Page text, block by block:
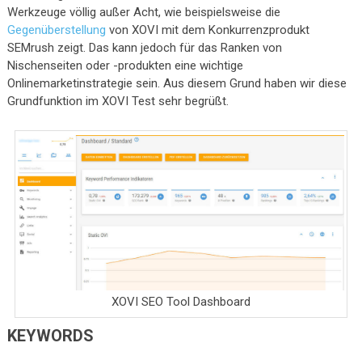
Werkzeuge völlig außer Acht, wie beispielsweise die
Gegenüberstellung von XOVI mit dem Konkurrenzprodukt
SEMrush zeigt. Das kann jedoch für das Ranken von
Nischenseiten oder -produkten eine wichtige
Onlinemarketinstrategie sein. Aus diesem Grund haben wir diese
Grundfunktion im XOVI Test sehr begrüßt.
XOVI SEO Tool Dashboard
KEYWORDS